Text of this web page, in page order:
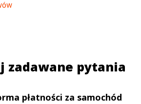
zadawane pytania
płatności za samochód